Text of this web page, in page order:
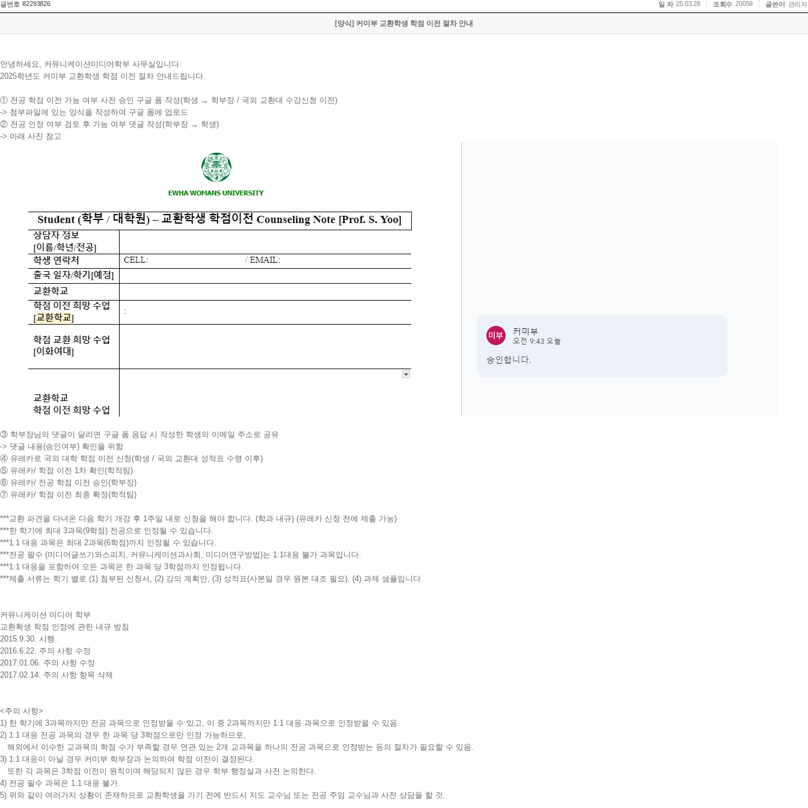
글번호 82293826 일 자 25.03.28 조회수 20059 글쓴이 관리자
[양식] 커미부 교환학생 학점 이전 절차 안내
안녕하세요, 커뮤니케이션미디어학부 사무실입니다.
2025학년도 커미부 교환학생 학점 이전 절차 안내드립니다.
① 전공 학점 이전 가능 여부 사전 승인 구글 폼 작성(학생 → 학부장 / 국외 교환대 수강신청 이전)
-> 첨부파일에 있는 양식을 작성하여 구글 폼에 업로드
② 전공 인정 여부 검토 후 가능 여부 댓글 작성(학부장 → 학생)
-> 아래 사진 참고
③ 학부장님의 댓글이 달리면 구글 폼 응답 시 작성한 학생의 이메일 주소로 공유
-> 댓글 내용(승인여부) 확인을 위함
④ 유레카로 국외 대학 학점 이전 신청(학생 / 국외 교환대 성적표 수령 이후)
⑤ 유레카/ 학점 이전 1차 확인(학적팀)
⑥ 유레카/ 전공 학점 이전 승인(학부장)
⑦ 유레카/ 학점 이전 최종 확정(학적팀)
***교환 파견을 다녀온 다음 학기 개강 후 1주일 내로 신청을 해야 합니다. (학과 내규) (유레카 신청 전에 제출 가능)
***한 학기에 최대 3과목(9학점) 전공으로 인정될 수 있습니다.
***1:1 대응 과목은 최대 2과목(6학점)까지 인정될 수 있습니다.
***전공 필수 (미디어글쓰기와스피치, 커뮤니케이션과사회, 미디어연구방법)는 1:1대응 불가 과목입니다.
***1:1 대응을 포함하여 모든 과목은 한 과목 당 3학점까지 인정됩니다.
***제출 서류는 학기 별로 (1) 첨부된 신청서, (2) 강의 계획안, (3) 성적표(사본일 경우 원본 대조 필요), (4) 과제 샘플입니다.
커뮤니케이션 미디어 학부
교환확생 학점 인정에 관한 내규 방침
2015.9.30. 시행
2016.6.22. 주의 사항 수정
2017.01.06. 주의 사항 수정
2017.02.14. 주의 사항 항목 삭제
<주의 사항>
1) 한 학기에 3과목까지만 전공 과목으로 인정받을 수 있고, 이 중 2과목까지만 1:1 대응 과목으로 인정받을 수 있음.
2) 1:1 대응 전공 과목의 경우 한 과목 당 3학점으로만 인정 가능하므로,
해외에서 이수한 교과목의 학점 수가 부족할 경우 연관 있는 2개 교과목을 하나의 전공 과목으로 인정받는 등의 절차가 필요할 수 있음.
3) 1:1 대응이 아닐 경우 커미부 학부장과 논의하여 학점 이전이 결정된다.
또한 각 과목은 3학점 이전이 원칙이며 해당되지 않은 경우 학부 행정실과 사전 논의한다.
4) 전공 필수 과목은 1:1 대응 불가.
5) 위와 같이 여러가지 상황이 존재하므로 교환학생을 가기 전에 반드시 지도 교수님 또는 전공 주임 교수님과 사전 상담을 할 것.